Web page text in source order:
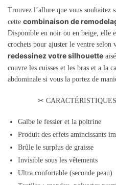
Trouvez l’allure que vous souhaitez
cette combinaison de
Disponible en noir ou en beige, elle
crochets pour ajuster le ventre selon
redessinez votre silhouette
couvre les cuisses et les bras et a la
abdominale si vous la portez de
✂
Galbe le fessier et la poitrine
Produit des effets amincissants
Brûle le surplus de graisse
Invisible sous les vêtements
Ultra confortable (seconde peau)